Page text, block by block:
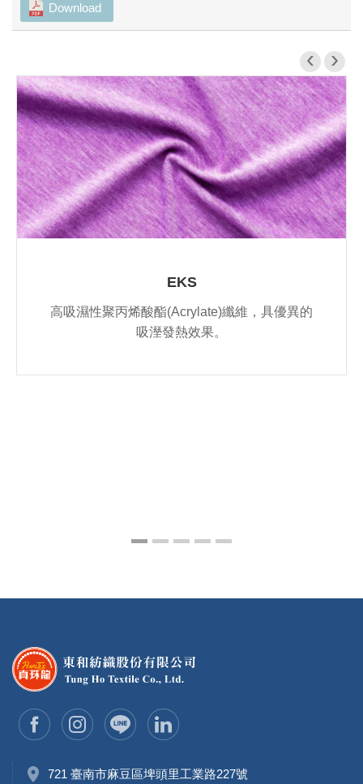
Download
高吸濕性聚丙烯酸酯(Acrylate)纖維，具優異的
吸溼發熱效果。
‹ ›
721 臺南市麻豆區埤頭里工業路227號